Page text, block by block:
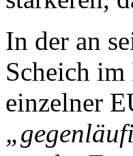
In der an
Scheich
einzelner